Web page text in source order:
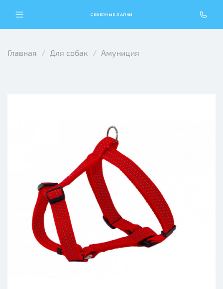
СЕВЕРНЫЕ ЛАПКИ
Главная Для собак Амуниция